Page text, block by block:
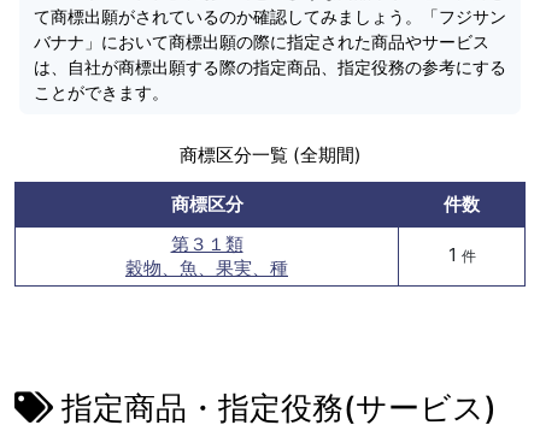
て商標出願がされているのか確認してみましょう。「フジサン
バナナ」において商標出願の際に指定された商品やサービス
は、自社が商標出願する際の指定商品、指定役務の参考にする
ことができます。
商標区分一覧 (全期間)
商標区分
件数
第３１類
穀物、魚、果実、種
1 件
指定商品・指定役務(サービス)